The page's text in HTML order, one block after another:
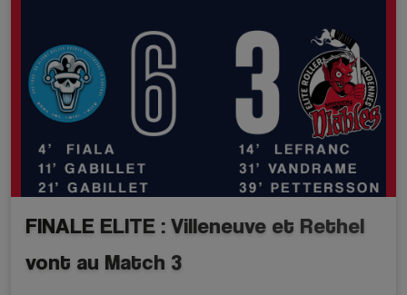
FINALE ELITE : Villeneuve et Rethel
vont au Match 3